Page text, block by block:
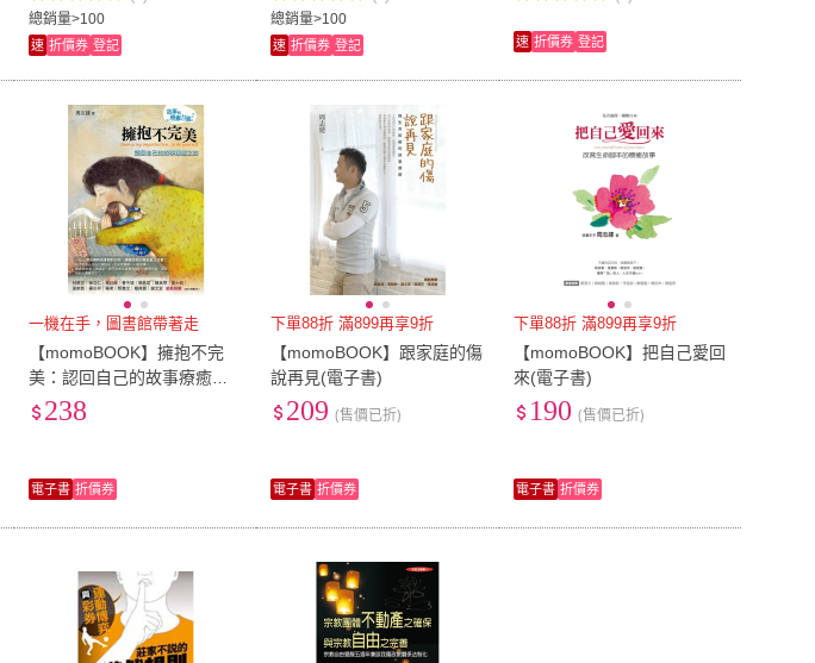
總銷量>100
速 折價券 登記
總銷量>100
速 折價券 登記 速 折價券 登記
一機在手，圖書館帶著走
【momoBOOK】擁抱不完
美：認回自己的故事療癒之
旅(電子書)
238
電子書 折價券
下單88折 滿899再享9折
【momoBOOK】跟家庭的傷
說再見(電子書)
209 (售價已折)
電子書 折價券
下單88折 滿899再享9折
【momoBOOK】把自己愛回
來(電子書)
190 (售價已折)
電子書 折價券